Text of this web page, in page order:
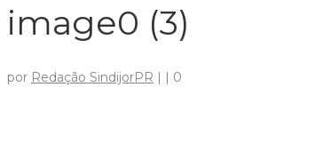
image0 (3)
por Redação SindijorPR | | 0